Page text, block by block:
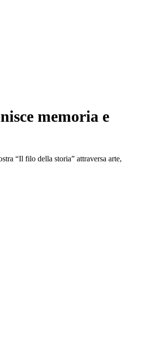
memoria e
“Il filo della storia” attraversa arte,